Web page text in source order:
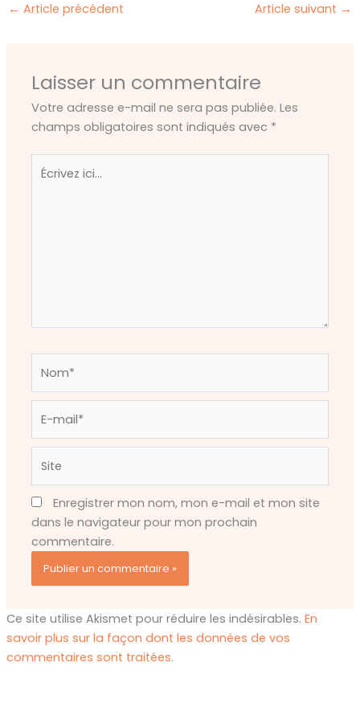
← Article précédent Article suivant →
Laisser un commentaire
Votre adresse e-mail ne sera pas publiée. Les
champs obligatoires sont indiqués avec *
Écrivez
ici…
mail*
Enregistrer mon nom, mon e-mail et mon site
dans le navigateur pour mon prochain
commentaire.
Ce site utilise Akismet pour réduire les indésirables. En
savoir plus sur la façon dont les données de vos
commentaires sont traitées.